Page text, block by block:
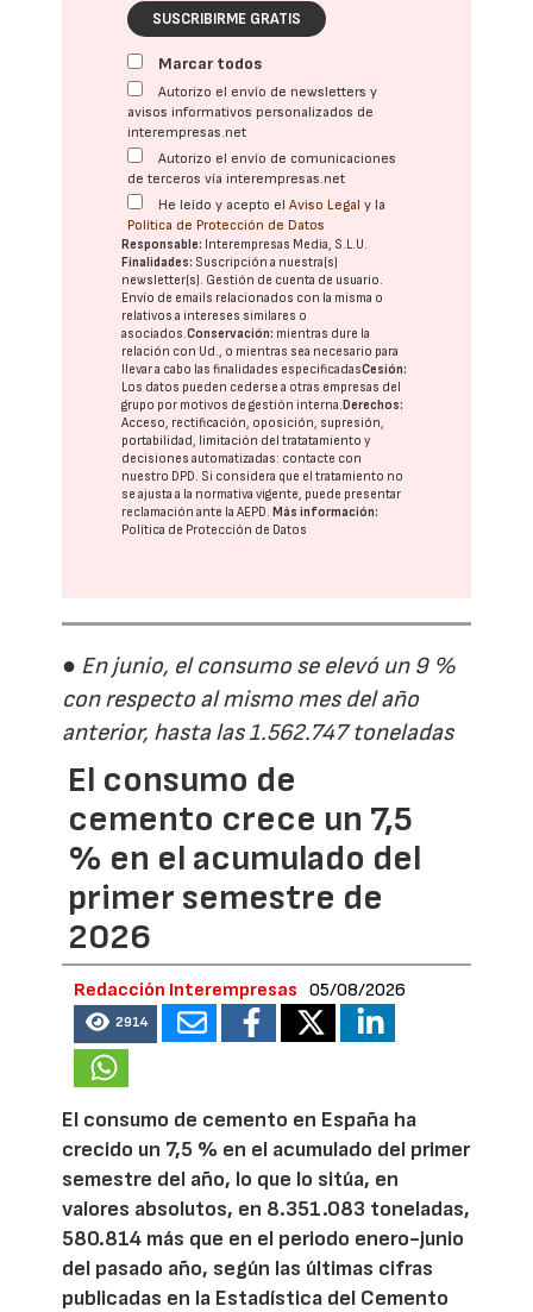
SUSCRIBIRME GRATIS
Marcar todos
Autorizo el envío de newsletters y
avisos informativos personalizados de
interempresas.net
Autorizo el envío de comunicaciones
de terceros vía interempresas.net
He leído y acepto elAviso Legal y la
Política de Protección de Datos
Responsable: Interempresas Media, S.L.U.
Finalidades: Suscripción a nuestra(s)
newsletter(s). Gestión de cuenta de usuario.
Envío de emails relacionados con la misma o
relativos a intereses similares o
asociados.Conservación: mientras dure la
relación con Ud., o mientras sea necesario para
llevar a cabo las finalidades especificadasCesión:
Los datos pueden cederse a otras empresas del
grupo por motivos de gestión interna.Derechos:
Acceso, rectificación, oposición, supresión,
portabilidad, limitación del tratatamiento y
decisiones automatizadas: contacte con
nuestro DPD . Si considera que el tratamiento no
se ajusta a la normativa vigente, puede presentar
reclamación ante laAEPD .Más información:
Política de Protección de Datos
● En junio, el consumo se elevó un 9 %
con respecto al mismo mes del año
anterior, hasta las 1.562.747 toneladas
El consumo de
cemento crece un 7,5
% en el acumulado del
primer semestre de
2026
Redacción Interempresas 05/08/2026
2914
El consumo de cemento en España ha
crecido un 7,5 % en el acumulado del primer
semestre del año, lo que lo sitúa, en
valores absolutos, en 8.351.083 toneladas,
580.814 más que en el periodo enero-junio
del pasado año, según las últimas cifras
publicadas en la Estadística del Cemento